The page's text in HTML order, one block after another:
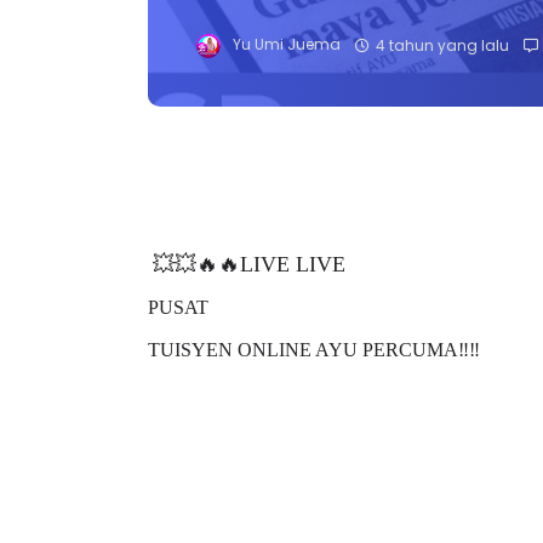
Yu Umi Juema 4 tahun yang lalu
💥💥🔥🔥LIVE LIVE
PUSAT
TUISYEN ONLINE AYU PERCUMA‼️‼️